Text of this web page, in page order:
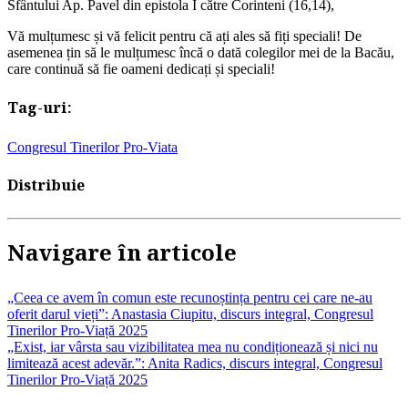
Sfântului Ap. Pavel din epistola I către Corinteni (16,14),
Vă mulțumesc și vă felicit pentru că ați ales să fiți speciali! De
asemenea țin să le mulțumesc încă o dată colegilor mei de la Bacău,
care continuă să fie oameni dedicați și speciali!
Tag-uri:
Congresul Tinerilor Pro-Viata
Distribuie
Navigare în articole
„Ceea ce avem în comun este recunoștința pentru cei care ne-au
oferit darul vieți”: Anastasia Ciupitu, discurs integral, Congresul
Tinerilor Pro-Viață 2025
„Exist, iar vârsta sau vizibilitatea mea nu condiționează și nici nu
limitează acest adevăr.”: Anita Radics, discurs integral, Congresul
Tinerilor Pro-Viață 2025